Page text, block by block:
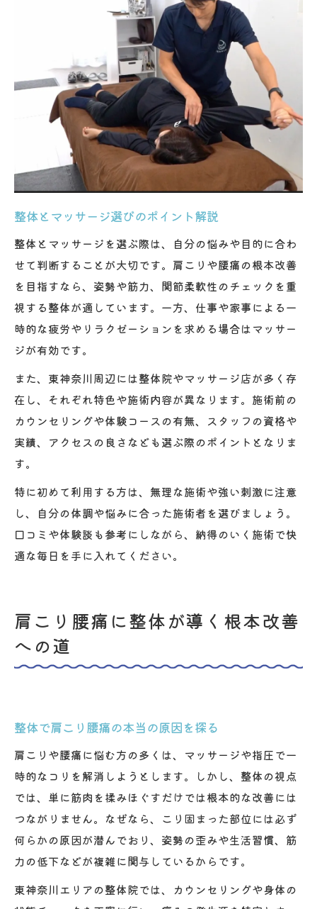
整体とマッサージ選びのポイント解説
整体とマッサージを選ぶ際は、自分の悩みや目的に合わ
せて判断することが大切です。肩こりや腰痛の根本改善
を目指すなら、姿勢や筋力、関節柔軟性のチェックを重
視する整体が適しています。一方、仕事や家事による一
時的な疲労やリラクゼーションを求める場合はマッサー
ジが有効です。
また、東神奈川周辺には整体院やマッサージ店が多く存
在し、それぞれ特色や施術内容が異なります。施術前の
カウンセリングや体験コースの有無、スタッフの資格や
実績、アクセスの良さなども選ぶ際のポイントとなりま
す。
特に初めて利用する方は、無理な施術や強い刺激に注意
し、自分の体調や悩みに合った施術者を選びましょう。
口コミや体験談も参考にしながら、納得のいく施術で快
適な毎日を手に入れてください。
肩こり腰痛に整体が導く根本改善
への道
整体で肩こり腰痛の本当の原因を探る
肩こりや腰痛に悩む方の多くは、マッサージや指圧で一
時的なコリを解消しようとします。しかし、整体の視点
では、単に筋肉を揉みほぐすだけでは根本的な改善には
つながりません。なぜなら、こり固まった部位には必ず
何らかの原因が潜んでおり、姿勢の歪みや生活習慣、筋
力の低下などが複雑に関与しているからです。
東神奈川エリアの整体院では、カウンセリングや身体の